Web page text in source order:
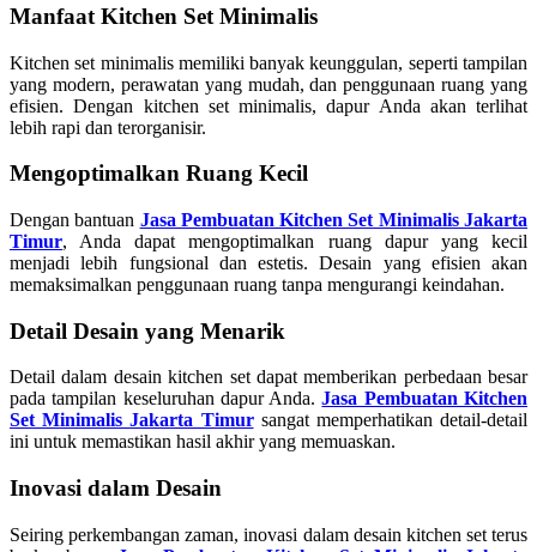
Manfaat Kitchen Set Minimalis
Kitchen set minimalis memiliki banyak keunggulan, seperti tampilan
yang modern, perawatan yang mudah, dan penggunaan ruang yang
efisien. Dengan kitchen set minimalis, dapur Anda akan terlihat
lebih rapi dan terorganisir.
Mengoptimalkan Ruang Kecil
Dengan bantuan Jasa Pembuatan Kitchen Set Minimalis Jakarta
Timur, Anda dapat mengoptimalkan ruang dapur yang kecil
menjadi lebih fungsional dan estetis. Desain yang efisien akan
memaksimalkan penggunaan ruang tanpa mengurangi keindahan.
Detail Desain yang Menarik
Detail dalam desain kitchen set dapat memberikan perbedaan besar
pada tampilan keseluruhan dapur Anda.Jasa Pembuatan Kitchen
Set Minimalis Jakarta Timursangat memperhatikan detail-detail
ini untuk memastikan hasil akhir yang memuaskan.
Inovasi dalam Desain
Seiring perkembangan zaman, inovasi dalam desain kitchen set terus